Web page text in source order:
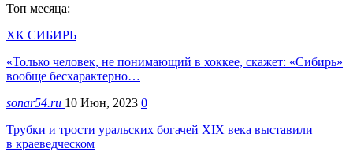
Топ месяца:
ХК СИБИРЬ
«Только человек, не понимающий в хоккее, скажет: «Сибирь»
вообще бесхарактерно…
sonar54.ru 10 Июн, 2023 0
Трубки и трости уральских богачей ХIХ века выставили
в краеведческом